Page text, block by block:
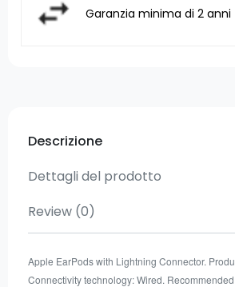
Garanzia minima di 2 anni
Descrizione
Dettagli del prodotto
Review (0)
Apple EarPods with Lightning Connector.
Connectivity technology: Wired.